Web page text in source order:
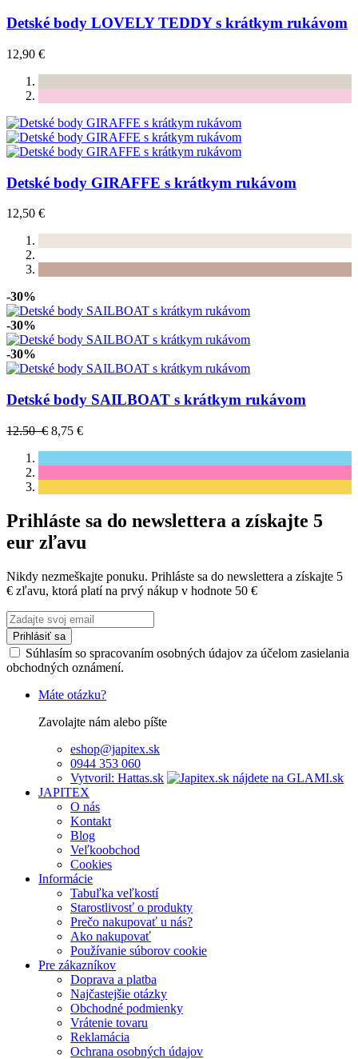
Detské body LOVELY TEDDY s krátkym rukávom
12,90 €
Detské body GIRAFFE s krátkym rukávom
12,50 €
-30%
-30%
-30%
Detské body SAILBOAT s krátkym rukávom
12.50 € 8,75 €
Prihláste sa do newslettera a získajte 5
eur zľavu
Nikdy nezmeškajte ponuku. Prihláste sa do newslettera a získajte 5
€ zľavu, ktorá platí na prvý nákup v hodnote 50 €
Prihlásiť sa
Súhlasím so spracovaním osobných údajov za účelom zasielania
obchodných oznámení.
Máte otázku?
Zavolajte nám alebo píšte
eshop@japitex.sk
0944 353 060
Vytvoril: Hattas.sk
JAPITEX
O nás
Kontakt
Blog
Veľkoobchod
Cookies
Informácie
Tabuľka veľkostí
Starostlivosť o produkty
Prečo nakupovať u nás?
Ako nakupovať
Používanie súborov cookie
Pre zákazníkov
Doprava a platba
Najčastejšie otázky
Obchodné podmienky
Vrátenie tovaru
Reklamácia
Ochrana osobných údajov